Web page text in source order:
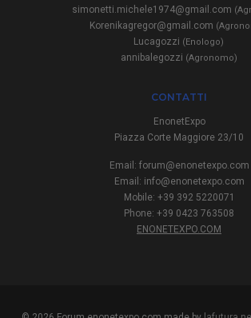
simonetti.michele1974@gmail.com
Korenikagregor@gmail.com
Lucagozzi (Enologo)
annibalegozzi (Agronomo)
CONTATTI
EnonetExpo
Piazza Corte Maggiore 23/10
Email: forum@enonetexpo.com
Email: info@enonetexpo.com
Mobile: +39 392 5220071
Phone: +39 0423 763508
ENONETEXPO.COM